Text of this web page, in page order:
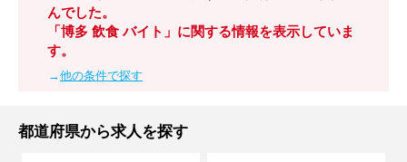
んでした。
「博多 飲食 バイト」に関する情報を表示していま
す。
→他の条件で探す
都道府県から求人を探す